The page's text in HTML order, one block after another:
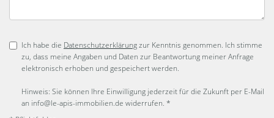
Ich habe die Datenschutzerklärungzur Kenntnis genommen. Ich stimme
zu, dass meine Angaben und Daten zur Beantwortung meiner Anfrage
elektronisch erhoben und gespeichert werden.
Hinweis: Sie können Ihre Einwilligung jederzeit für die Zukunft per E-Mail
an info@le-apis-immobilien.de widerrufen. *